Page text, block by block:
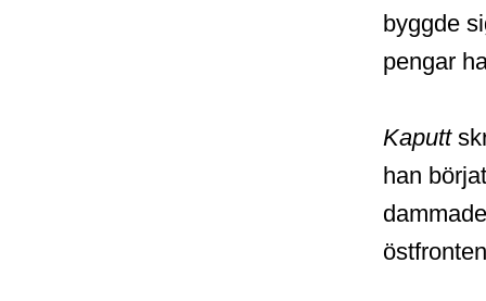
byggde
pengar
Kaputt
han